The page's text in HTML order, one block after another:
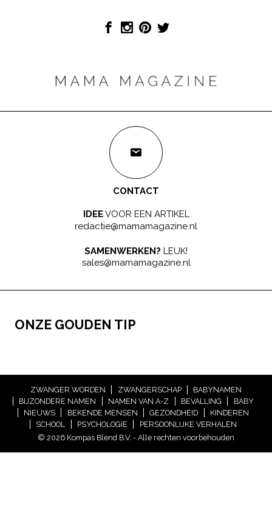
CONTACT
IDEEVOOR EEN ARTIKEL
redactie@mamamagazine.nl
SAMENWERKEN? LEUK!
sales@mamamagazine.nl
ONZE GOUDEN TIP
ZWANGER WORDEN ZWANGERSCHAP
BABYNAMEN
BIJZONDERE NAMEN
NAMEN VAN A-Z BEVALLING
BABY
NIEUWS
BEKENDE MENSEN GEZONDHEID
KINDEREN
SCHOOL
PSYCHOLOGIE
PERSOONLIJKE VERHALEN
© 2026 Kompas Blend B.V. - Alle rechten voorbehouden